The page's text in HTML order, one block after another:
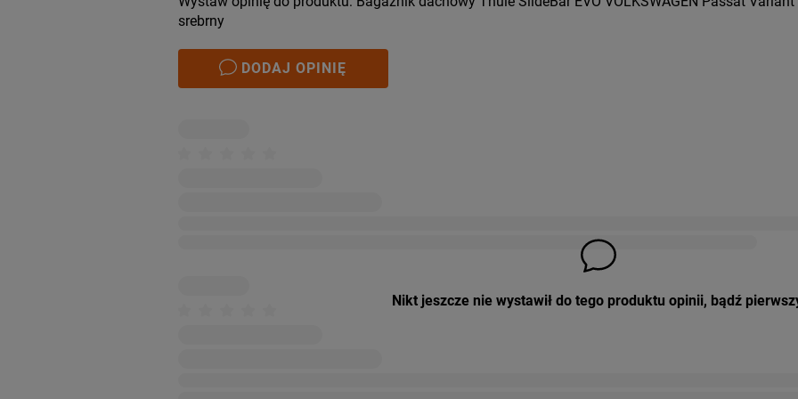
srebrny
DODAJ OPINIĘ
Nikt jeszcze nie wystawił do tego produktu opinii, bądź